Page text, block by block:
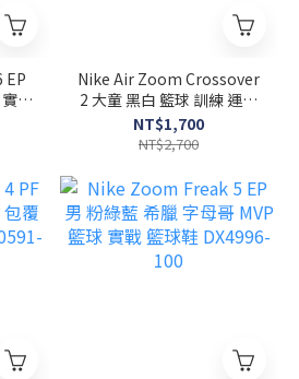
EP
戰
Nike Air Zoom Crossover
2 大童 黑白 籃球 訓練 運動
籃球鞋 FB2689-001
NT$1,700
NT$2,700